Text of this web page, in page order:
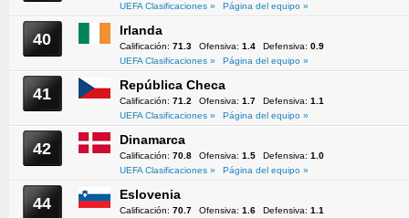
UEFA Clasificaciones »
Página del equipo »
40 Irlanda
Calificación: 71.3 Ofensiva: 1.4 Defensiva: 0.9
UEFA Clasificaciones »
Página del equipo »
41 República Checa
Calificación: 71.2 Ofensiva: 1.7 Defensiva: 1.1
UEFA Clasificaciones »
Página del equipo »
42 Dinamarca
Calificación: 70.8 Ofensiva: 1.5 Defensiva: 1.0
UEFA Clasificaciones »
Página del equipo »
44 Eslovenia
Calificación: 70.7 Ofensiva: 1.6 Defensiva: 1.1